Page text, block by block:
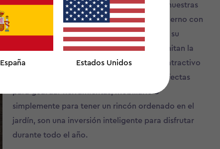
España Estados Unidos
ofrecer resistencia, funcionalidad y estilo, nuestras
casetas combinan lo mejor del diseño moderno con
materiales de última generación. Gracias a su
estructura robusta y a los acabados que imitan la
madera natural, disfrutarás de un espacio atractivo
sin preocuparte por el mantenimiento. Perfectas
para guardar herramientas, mobiliario o
simplemente para tener un rincón ordenado en el
jardín, son una inversión inteligente para disfrutar
durante todo el año.